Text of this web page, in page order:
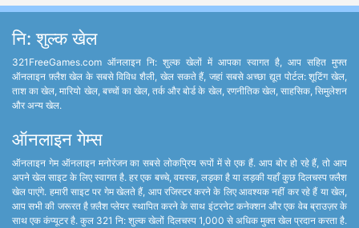
नि: शुल्क खेल
321FreeGames.com ऑनलाइन नि: शुल्क खेलों में आपका स्वागत है, आप सहित मुफ्त
ऑनलाइन फ़्लैश खेल के सबसे विविध शैली, खेल सकते हैं, जहां सबसे अच्छा द्यूत पोर्टल: शूटिंग खेल,
ताश का खेल, मारियो खेल, बच्चों का खेल, तर्क और बोर्ड के खेल, रणनीतिक खेल, साहसिक, सिमुलेशन
और अन्य खेल.
ऑनलाइन गेम्स
ऑनलाइन गेम ऑनलाइन मनोरंजन का सबसे लोकप्रिय रूपों में से एक हैं. आप बोर हो रहे हैं, तो आप
अपने खेल साइट के लिए स्वागत है. हर एक बच्चे, वयस्क, लड़का है या लड़की यहाँ कुछ दिलचस्प फ़्लैश
खेल पाएंगे. हमारी साइट पर गेम खेलते हैं, आप रजिस्टर करने के लिए आवश्यक नहीं कर रहे हैं या खेल,
आप सभी की जरूरत है फ़्लैश प्लेयर स्थापित करने के साथ इंटरनेट कनेक्शन और एक वेब ब्राउज़र के
साथ एक कंप्यूटर है. कुल 321 नि: शुल्क खेलों दिलचस्प 1,000 से अधिक मुक्त खेल प्रदान करता है.